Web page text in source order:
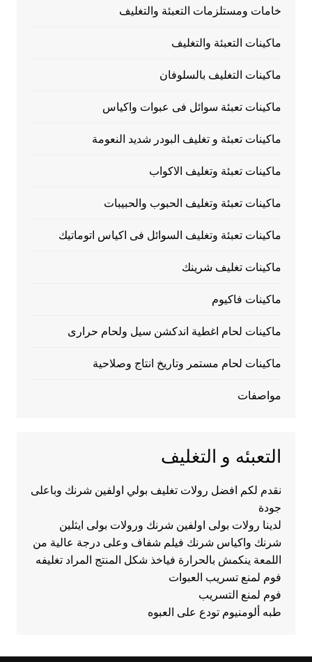
خامات ومستلزمات التعبئة والتغليف
ماكينات التعبئة والتغليف
ماكينات التغليف بالسلوفان
ماكينات تعبئة سوائل فى عبوات واكياس
ماكينات تعبئة و تغليف البودر شديد النعومة
ماكينات تعبئة وتغليف الاكواب
ماكينات تعبئة وتغليف الحبوب والحبيبات
ماكينات تعبئة وتغليف السوائل فى اكياس اتوماتيك
ماكينات تغليف شرينك
ماكينات فاكيوم
ماكينات لحام اغطية اندكشن سيل ولحام حرارى
ماكينات لحام مستمر وتاريخ انتاج وصلاحية
مواصفات
التعبئه و التغليف
نقدم لكم افضل رولات تغليف بولي اولفين شرنك وباعلى
جودة
لدينا رولات بولى اولفين شرنك ورولات بولى ايثلين
شرنك واكياس شرنك فيلم شفاف وعلى درجة عالية من
اللمعة ينكمش بالحرارة فياخذ شكل المنتج المراد تغليفه
فوم لمنع تسريب العبوات
فوم لمنع التسريب
طبه ألومنيوم تودع على العبوه